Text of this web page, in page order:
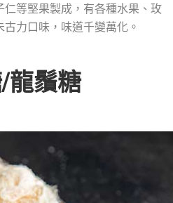
等堅果製成，有各種水果、玫
力口味，味道千變萬化。
龍鬚糖